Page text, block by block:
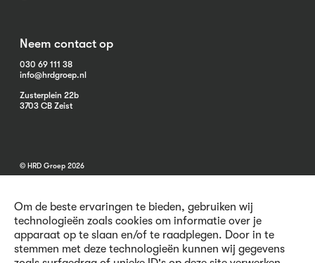
Om de beste ervaringen te bieden, gebruiken wij
technologieën zoals cookies om informatie over je
apparaat op te slaan en/of te raadplegen. Door in te
stemmen met deze technologieën kunnen wij gegevens
Neem contact op
030 69 111 38
info@hrdgroep.nl
Zusterplein 22b
3703 CB Zeist
© HRD Groep 2026
Algemene informatie